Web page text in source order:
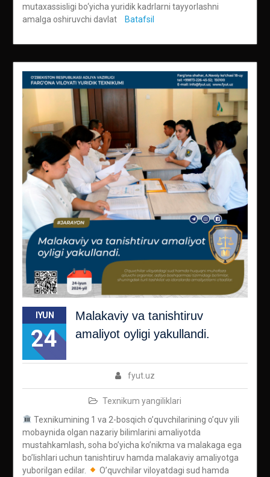
mutaxassisligi bo‘yicha yuridik kadrlarni tayyorlashni
amalga oshiruvchi davlat
Batafsil
IYUN
24
Malakaviy va tanishtiruv
amaliyot oyligi yakullandi.
fyut.uz
Texnikum yangiliklari
Texnikumining 1 va 2-bosqich o’quvchilarining o’quv yili
mobaynida olgan nazariy bilimlarini amaliyotda
mustahkamlash, soha bo’yicha ko’nikma va malakaga ega
bo’lishlari uchun tanishtiruv hamda malakaviy amaliyotga
yuborilgan edilar.
O’quvchilar viloyatdagi sud hamda